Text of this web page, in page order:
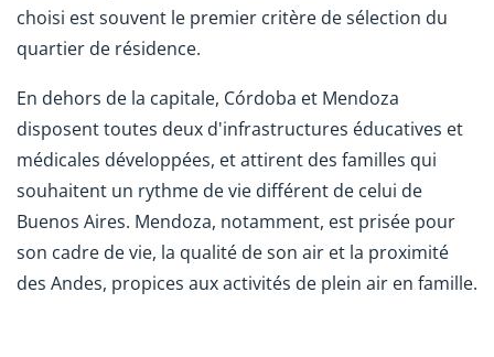
choisi est souvent le premier critère de sélection du
quartier de résidence.
En dehors de la capitale, Córdoba et Mendoza
disposent toutes deux d'infrastructures éducatives et
médicales développées, et attirent des familles qui
souhaitent un rythme de vie différent de celui de
Buenos Aires. Mendoza, notamment, est prisée pour
son cadre de vie, la qualité de son air et la proximité
des Andes, propices aux activités de plein air en famille.